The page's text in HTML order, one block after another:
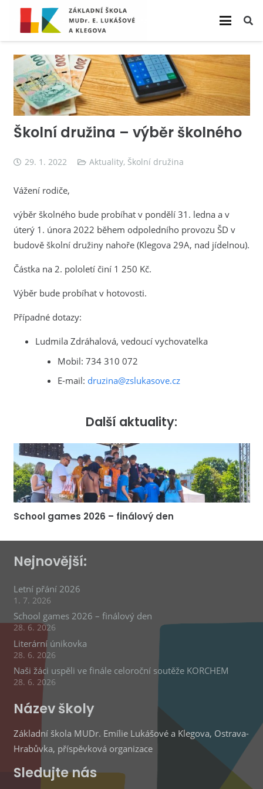
Školní družina – výběr školného
29. 1. 2022 Aktuality, Školní družina
Vážení rodiče,
výběr školného bude probíhat v pondělí 31. ledna a v
úterý 1. února 2022 během odpoledního provozu ŠD v
budově školní družiny nahoře (Klegova 29A, nad jídelnou).
Částka na 2. pololetí činí 1 250 Kč.
Výběr bude probíhat v hotovosti.
Případné dotazy:
Ludmila Zdráhalová, vedoucí vychovatelka
Mobil: 734 310 072
E-mail: druzina@zslukasove.cz
Další aktuality:
School games 2026 – finálový den
Nejnovější:
Letní přání 2026
1. 7. 2026
School games 2026 – finálový den
28. 6. 2026
Literární únikovka
28. 6. 2026
Naši žáci uspěli ve finále celoroční soutěže KORCHEM
28. 6. 2026
Název školy
Základní škola MUDr. Emílie Lukášové a Klegova, Ostrava-
Hrabůvka, příspěvková organizace
Sledujte nás